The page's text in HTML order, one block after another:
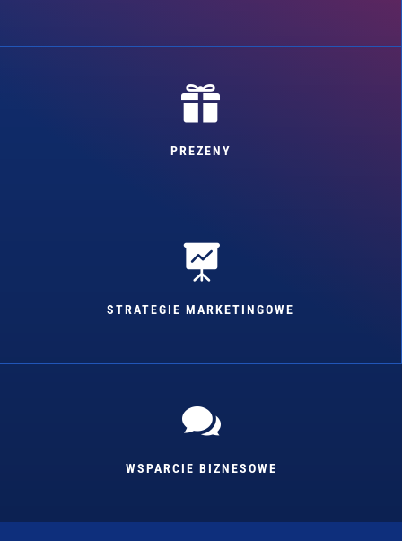

PREZENY

STRATEGIE MARKETINGOWE

WSPARCIE BIZNESOWE